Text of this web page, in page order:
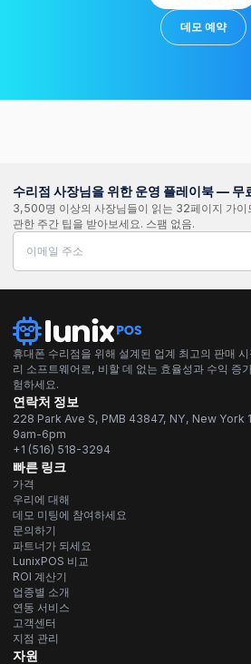
데모 예약
수리점 사장님을 위한 운영 플레이북 — 무
3,500명 이상의 사장님들이 읽는 32페이지 가이
관한 주간 팁을 받아보세요. 스팸 없음.
휴대폰 수리점을 위해 설계된 업계 최고의 판매
리 소프트웨어로, 비할 데 없는 효율성과 수익 증
험하세요.
연락처 정보
228 Park Ave S, PMB 43847, NY, New York
9am-6pm
+1 (516) 518-3294
빠른 링크
가격
우리에 대해
데모 미팅에 참여하세요
문의하기
파트너가 되세요
LunixPOS 비교
ROI 계산기
업종별 소개
연동 서비스
고객센터
지점 관리
자원